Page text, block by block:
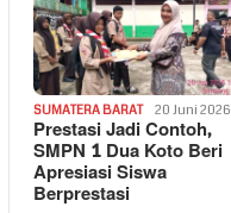
SUMATERA BARAT 20 Juni 2026
Prestasi Jadi Contoh,
SMPN 1 Dua Koto Beri
Apresiasi Siswa
Berprestasi